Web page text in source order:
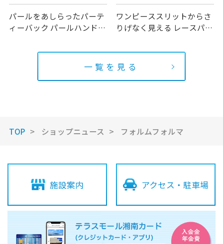
パールをあしらったパーテ
ィーバック パールハンドル
ワンピーススリットからさ
りげなく見える レースパン
一覧を見る
TOP ショップニュース フォルムフォルマ
施設案内 アクセス・駐車場